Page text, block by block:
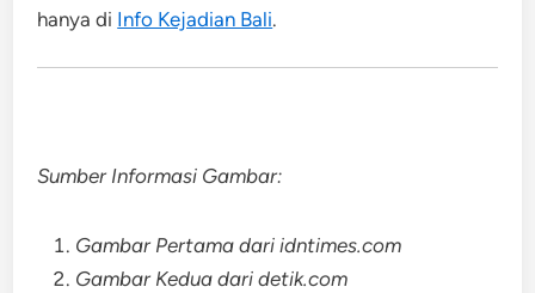
hanya di Info Kejadian Bali.
Sumber Informasi Gambar:
Gambar Pertama dari idntimes.com
Gambar Kedua dari detik.com